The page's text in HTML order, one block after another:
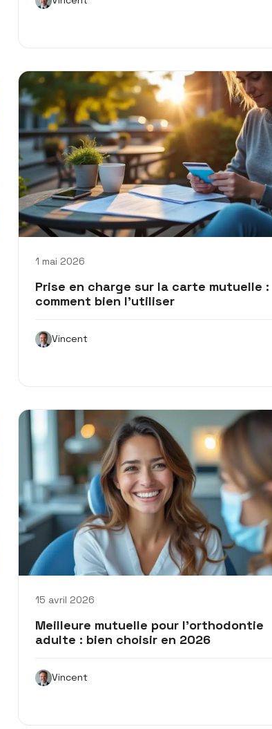
1 mai 2026
Prise en charge sur la carte mutuelle :
comment bien l’utiliser
Vincent
15 avril 2026
Meilleure mutuelle pour l’orthodontie
adulte : bien choisir en 2026
Vincent